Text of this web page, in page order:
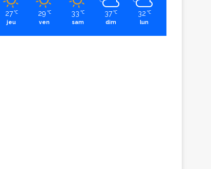
27 ℃
jeu
29 ℃
ven
33 ℃
sam
37 ℃
dim
32 ℃
lun